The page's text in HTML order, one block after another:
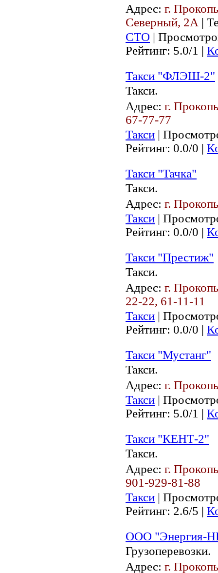
Адрес: г.
Северный, 2А |
СТО |
Рейтинг: 5.0/1 |
Такси "ФЛЭШ-2"
Такси.
Адрес: г.
67-77-77
Такси |
Рейтинг: 0.0/0 |
Такси "Тачка"
Такси.
Адрес: г.
Такси |
Рейтинг: 0.0/0 |
Такси "Престиж"
Такси.
Адрес: г.
22-22, 61-11-11
Такси |
Рейтинг: 0.0/0 |
Такси "Мустанг"
Такси.
Адрес: г.
Такси |
Рейтинг: 5.0/1 |
Такси "КЕНТ-2"
Такси.
Адрес: г.
901-929-81-88
Такси |
Рейтинг: 2.6/5 |
ООО "Энергия-
Грузоперевозки.
Адрес: г.